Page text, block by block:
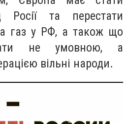
Росії та перестати
газ у РФ, а також що
не умовною, а
вільні народи.